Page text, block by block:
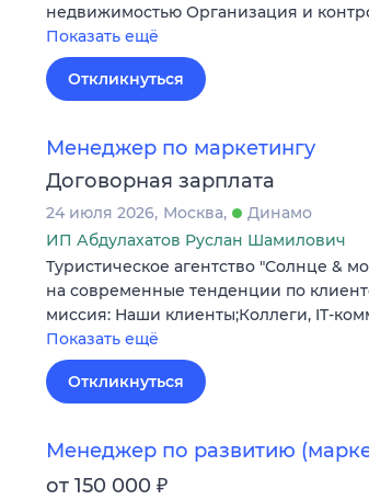
недвижимостью Организация и
Показать ещё
Откликнуться
Менеджер по маркетингу
Договорная зарплата
24 июля 2026 Москва
Динамо
ИП Абдулахатов Руслан Шамилович
Туристическое агентство "Солнце &
на современные тенденции по
миссия: Наши клиенты;Коллеги, IT-
Показать ещё
Откликнуться
Менеджер по развитию
от 150 000 ₽